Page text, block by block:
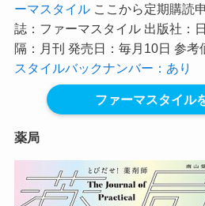
ーマスタイル ここから定期購読
誌：ファーマスタイル 出版社：
隔：月刊 発売日：毎月10日 参考
スタイルバックナンバー：あり
ファーマスタイル
薬局